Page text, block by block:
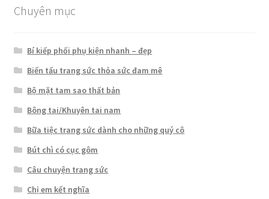
Chuyên mục
Bí kiếp phối phụ kiện nhanh – đẹp
Biến tấu trang sức thỏa sức đam mê
Bộ mặt tam sao thất bản
Bông tai/Khuyên tai nam
Bữa tiệc trang sức dành cho những quý cô
Bút chì có cục gôm
Câu chuyện trang sức
Chị em kết nghĩa